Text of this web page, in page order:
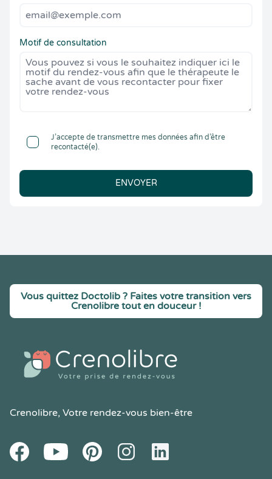
Motif de consultation
J’accepte de transmettre mes données afin d’être
recontacté(e).
ENVOYER
Vous quittez Doctolib ? Faites votre transition vers
Crenolibre tout en douceur !
Crenolibre, Votre rendez-vous bien-être
FacebookYoutube PinteresetInstagramLinkedIn